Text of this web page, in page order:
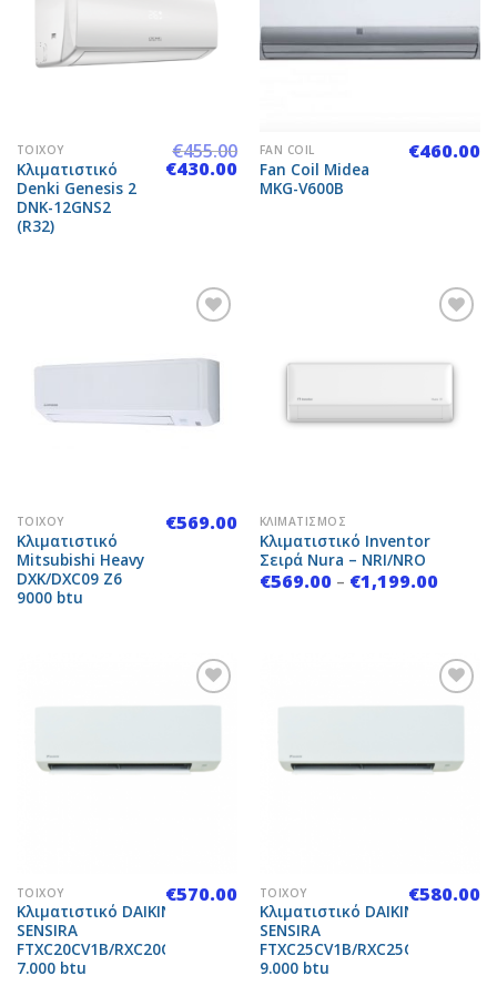
ΤΟΊΧΟΥ
Κλιματιστικό
Denki Genesis 2
DNK-12GNS2
(R32)
€455.00
Original
price
€430.00Η
τρέχουσα
τιμή
Wishlist
FAN COIL
Fan Coil Midea
MKG-V600B
€460.00
ΤΟΊΧΟΥ
Κλιματιστικό
Mitsubishi Heavy
DXK/DXC09 Z6
9000 btu
€569.00
Wishlist
ΚΛΙΜΑΤΙΣΜΌΣ
Κλιματιστικό Inventor
Σειρά Nura – NRI/NRO
€569.00 – €1,199.00Price
range:
Add to
Wishlist
ΤΟΊΧΟΥ
Κλιματιστικό DAIKIN
SENSIRA
FTXC20CV1B/RXC20CV1B
7.000 btu
€570.00
Add to
Wishlist
ΤΟΊΧΟΥ
Κλιματιστικό DAIKIN
SENSIRA
FTXC25CV1B/RXC25CV1B
9.000 btu
€580.00